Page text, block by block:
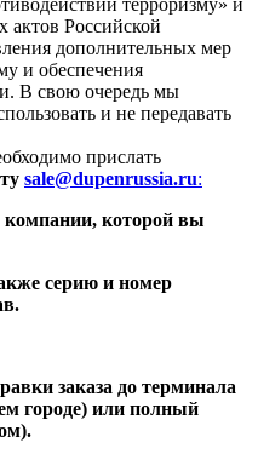
терроризму» и
актов Российской
дополнительных мер
и обеспечения
В свою очередь мы
и не передавать
прислать
sale@dupenrussia.ru:
компании, которой вы
серию и номер
заказа до терминала
городе) или полный